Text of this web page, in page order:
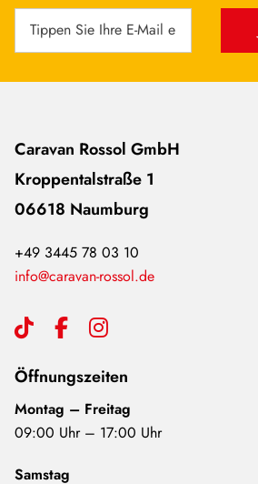
Caravan Rossol GmbH
Kroppentalstraße 1
06618 Naumburg
+49 3445 78 03 10
info@caravan-rossol.de
Öffnungszeiten
Montag – Freitag
09:00 Uhr – 17:00 Uhr
Samstag